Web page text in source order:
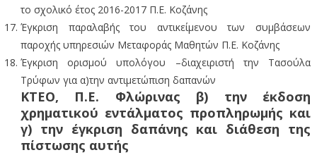
το σχολικό έτος 2016-2017 Π.Ε. Κοζάνης
Έγκριση παραλαβής του αντικείμενου των συμβάσεων
παροχής υπηρεσιών Μεταφοράς Μαθητών Π.Ε. Κοζάνης
Έγκριση ορισμού υπολόγου –διαχειριστή την Τασούλα
Τρύφων για α)την αντιμετώπιση δαπανών
ΚΤΕΟ, Π.Ε. Φλώρινας β) την έκδοση
χρηματικού εντάλματος προπληρωμής και
γ) την έγκριση δαπάνης και διάθεση της
πίστωσης αυτής